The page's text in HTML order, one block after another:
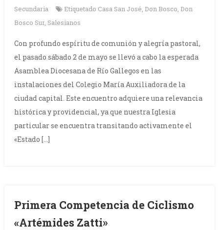
Secundaria
Etiquetado Casa San José, Don Bosco, Don
Bosco Sur, Salesianos
Con profundo espíritu de comunión y alegría pastoral,
el pasado sábado 2 de mayo se llevó a cabo la esperada
Asamblea Diocesana de Río Gallegos en las
instalaciones del Colegio María Auxiliadora de la
ciudad capital. Este encuentro adquiere una relevancia
histórica y providencial, ya que nuestra Iglesia
particular se encuentra transitando activamente el
«Estado […]
Primera Competencia de Ciclismo
«Artémides Zatti»